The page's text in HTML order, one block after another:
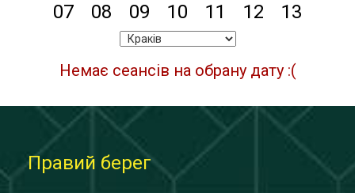
07
08 09 10 11 12 13
Немає сеансів на обрану дату :(
Правий берег